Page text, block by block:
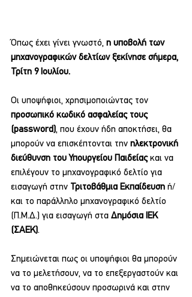
Όπως έχει γίνει γνωστό, η υποβολή των
μηχανογραφικών δελτίων ξεκίνησε σήμερα,
Τρίτη 9 Ιουλίου.
Οι υποψήφιοι, χρησιμοποιώντας τον
προσωπικό κωδικό ασφαλείας τους
(password), που έχουν ήδη αποκτήσει, θα
μπορούν να επισκέπτονται την ηλεκτρονική
διεύθυνση του Υπουργείου Παιδείας και να
επιλέγουν το μηχανογραφικό δελτίο για
εισαγωγή στην Τριτοβάθμια Εκπαίδευση ή/
και το παράλληλο μηχανογραφικό δελτίο
(Π.Μ.Δ.) για εισαγωγή στα Δημόσια ΙΕΚ
(ΣΑΕΚ).
Σημειώνεται πως οι υποψήφιοι θα μπορούν
να το μελετήσουν, να το επεξεργαστούν και
να το αποθηκεύσουν προσωρινά και στην